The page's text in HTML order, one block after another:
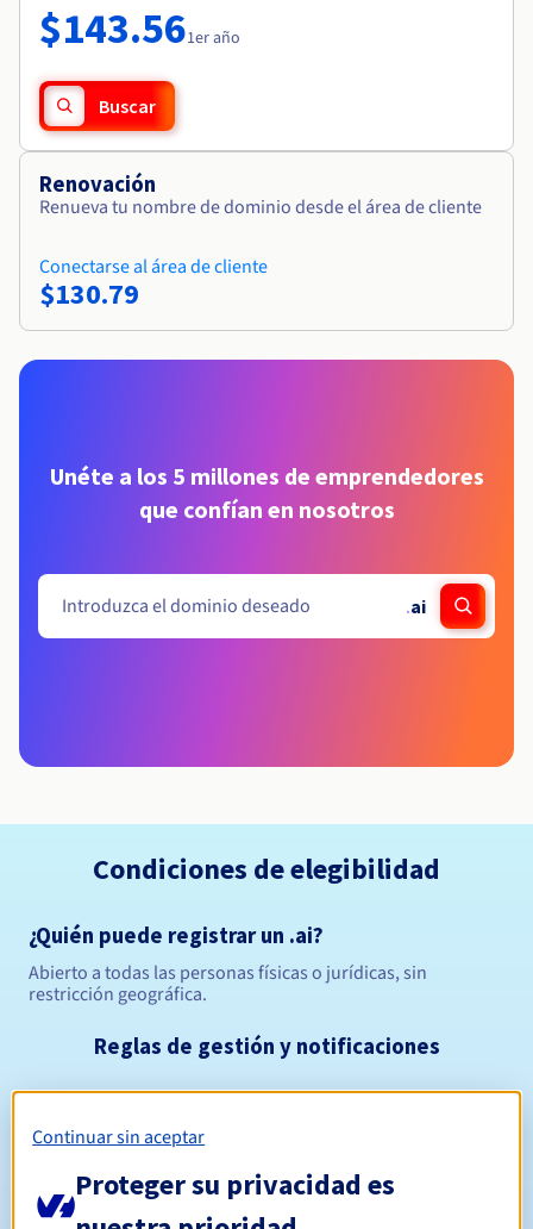
$143.561er año
Buscar
Renovación
Renueva tu nombre de dominio desde el área de cliente
Conectarse al área de cliente
$130.79
Unéte a los 5 millones de emprendedores
que confían en nosotros
.ai
Condiciones de elegibilidad
¿Quién puede registrar un .ai?
Abierto a todas las personas físicas o jurídicas, sin
restricción geográfica.
Reglas de gestión y notificaciones
Período de renovación
Continuar sin aceptar
Proteger su privacidad es